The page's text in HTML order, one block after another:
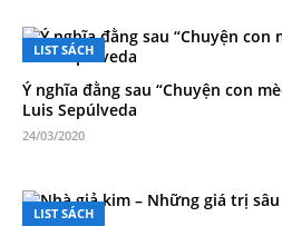
LIST SÁCH
Ý nghĩa đằng sau “Chuyện con
Luis Sepúlveda
24/03/2020
LIST SÁCH